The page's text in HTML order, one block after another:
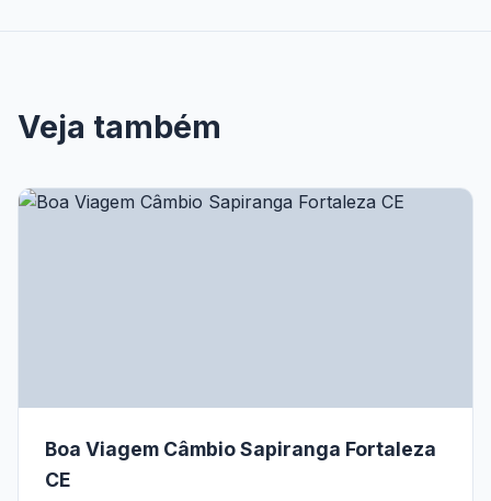
Veja também
Boa Viagem Câmbio Sapiranga Fortaleza
CE